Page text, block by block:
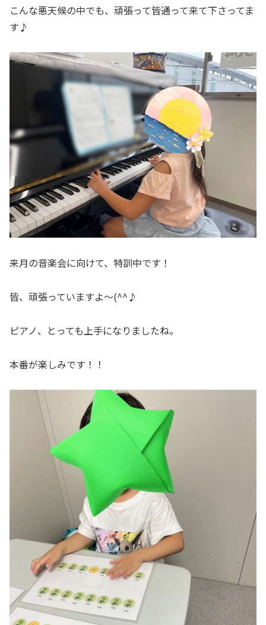
こんな悪天候の中でも、頑張って皆通って来て下さってま
す♪
来月の音楽会に向けて、特訓中です！
皆、頑張っていますよ～(^^♪
ピアノ、とっても上手になりましたね。
本番が楽しみです！！